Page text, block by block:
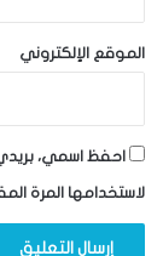
الموقع الإلكتروني
احفظ اسمي،
لاستخدامها المرة